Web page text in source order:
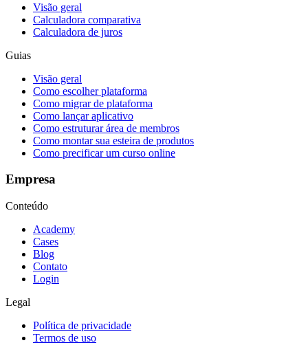
Visão geral
Calculadora comparativa
Calculadora de juros
Guias
Visão geral
Como escolher plataforma
Como migrar de plataforma
Como lançar aplicativo
Como estruturar área de membros
Como montar sua esteira de produtos
Como precificar um curso online
Empresa
Conteúdo
Academy
Cases
Blog
Contato
Login
Legal
Política de privacidade
Termos de uso